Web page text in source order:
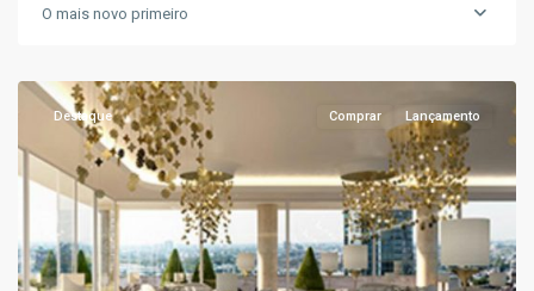
O mais novo primeiro
Destaque Comprar Lançamento